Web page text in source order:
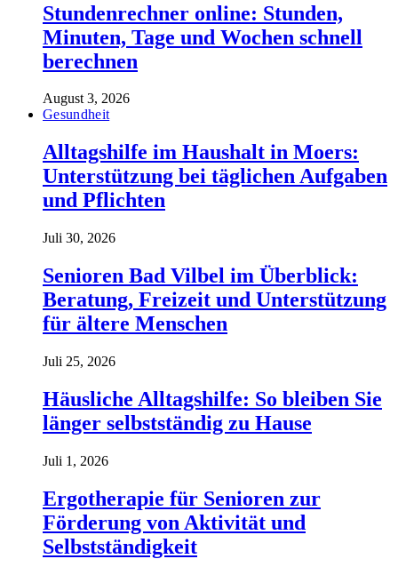
Stundenrechner online: Stunden,
Minuten, Tage und Wochen schnell
berechnen
August 3, 2026
Gesundheit
Alltagshilfe im Haushalt in Moers:
Unterstützung bei täglichen Aufgaben
und Pflichten
Juli 30, 2026
Senioren Bad Vilbel im Überblick:
Beratung, Freizeit und Unterstützung
für ältere Menschen
Juli 25, 2026
Häusliche Alltagshilfe: So bleiben Sie
länger selbstständig zu Hause
Juli 1, 2026
Ergotherapie für Senioren zur
Förderung von Aktivität und
Selbstständigkeit